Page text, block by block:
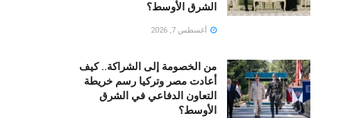
الشرق الأوسط؟
أغسطس 7, 2026
من الخصومة إلى الشراكة.. كيف
أعادت مصر وتركيا رسم خريطة
التعاون الدفاعي في الشرق
الأوسط؟